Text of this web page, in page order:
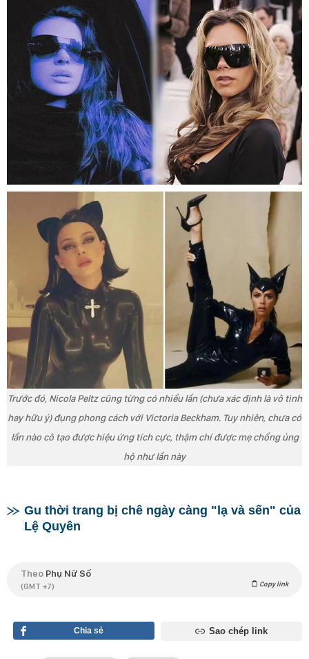
Trước đó, Nicola Peltz cũng từng có nhiều lần (chưa xác định là vô tình
hay hữu ý) đụng phong cách với Victoria Beckham. Tuy nhiên, chưa có
lần nào cô tạo được hiệu ứng tích cực, thậm chí được mẹ chồng ủng
hộ như lần này
Gu thời trang bị chê ngày càng "lạ và sến" của
Lệ Quyên
Theo Phụ Nữ Số
(GMT +7) Copy link
Chia sẻ Sao chép link